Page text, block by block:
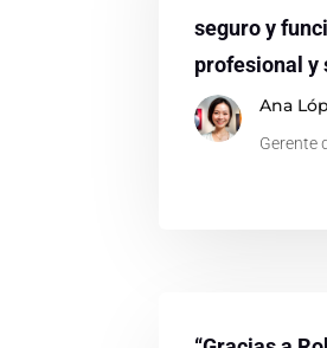
seguro y
profesional y
Ana
Gerente